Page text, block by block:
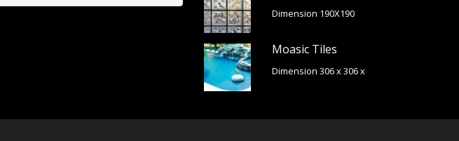
Dimension 190X190
Moasic Tiles
Dimension 306 x 306 x